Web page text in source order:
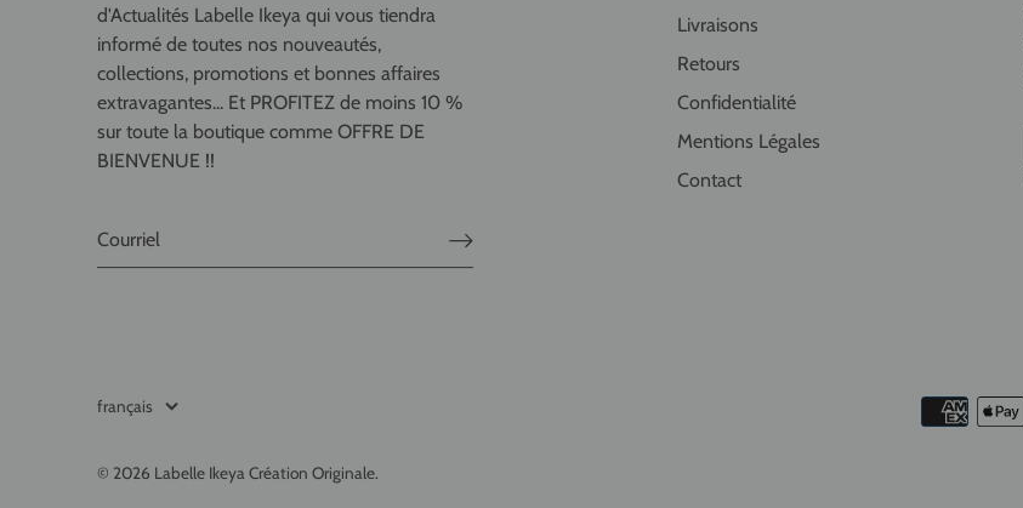
d'Actualités Labelle Ikeya qui vous tiendra
informé de toutes nos nouveautés,
collections, promotions et bonnes affaires
extravagantes... Et PROFITEZ de moins 10 %
sur toute la boutique comme OFFRE DE
BIENVENUE !!
Livraisons
Retours
Confidentialité
Mentions Légales
Contact
Langue
français
© 2026 Labelle Ikeya Création Originale.